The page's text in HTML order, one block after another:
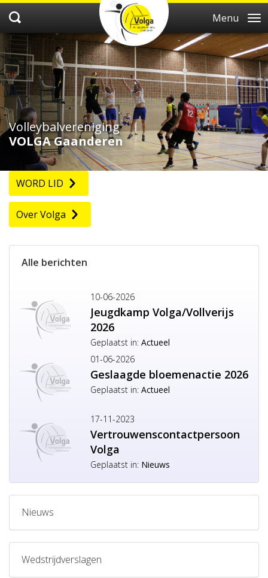
Menu
Volleybalvereniging
VOLGA Gaanderen
WORD LID
Over Volga
Alle berichten
10-06-2026
Jeugdkamp Volga/Vollverijs
2026
Geplaatst in: Actueel
01-06-2026
Geslaagde bloemenactie 2026
Geplaatst in: Actueel
17-11-2023
Vertrouwenscontactpersoon
Volga
Geplaatst in: Nieuws
Nieuws
Wedstrijdverslagen